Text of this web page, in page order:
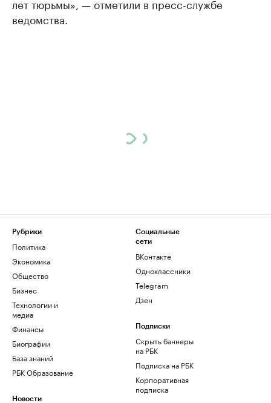
лет тюрьмы», — отметили в пресс-службе
ведомства.
Рубрики
Политика
Экономика
Общество
Бизнес
Технологии и
медиа
Финансы
Биографии
База знаний
РБК Образование
Новости
Социальные
сети
ВКонтакте
Одноклассники
Telegram
Дзен
Подписки
Скрыть баннеры
на РБК
Подписка на РБК
Корпоративная
подписка